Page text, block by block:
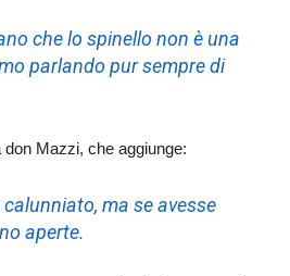
che lo spinello non è una
parlando pur sempre di
Mazzi, che aggiunge:
ma se avesse
aperte.